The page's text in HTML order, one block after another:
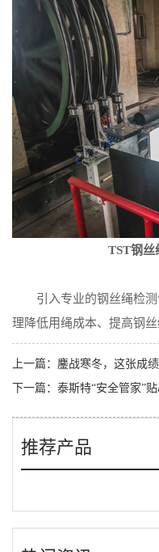
TST钢丝
引入专业的钢丝绳检测
理降低用绳成本、提高钢丝
上一篇： 鏖战寒冬，这张成绩
下一篇： 泰斯特“安全管家”
推荐产品